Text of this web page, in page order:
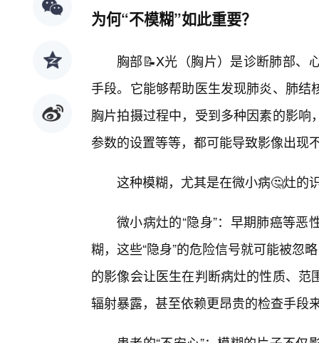
为何“不模糊”如此重要？
胸部📝X光（胸片）是诊断肺部、
手段。它能够帮助医生发现肺炎、肺
胸片拍摄过程中，受到多种因素的影
参数的设置等等，都可能导致影像出现
这种模糊，尤其是在微小病🤔灶的
微小病灶的“隐身”：早期肺癌等
糊，这些“隐身”的危险信号就可能被忽
的影像会让医生在判断病灶的性质、
辐射暴露，甚至依赖更昂贵的检查手段